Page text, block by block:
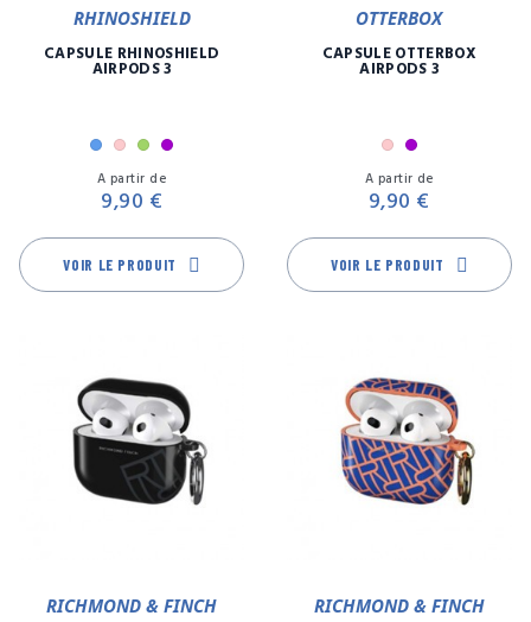
RHINOSHIELD
CAPSULE RHINOSHIELD
AIRPODS 3
BleuRose
VertViolet
A partir de
9,90 €
VOIR LE PRODUIT
OTTERBOX
CAPSULE OTTERBOX
AIRPODS 3
RoseViolet
A partir de
9,90 €
VOIR LE PRODUIT
RICHMOND & FINCH RICHMOND & FINCH